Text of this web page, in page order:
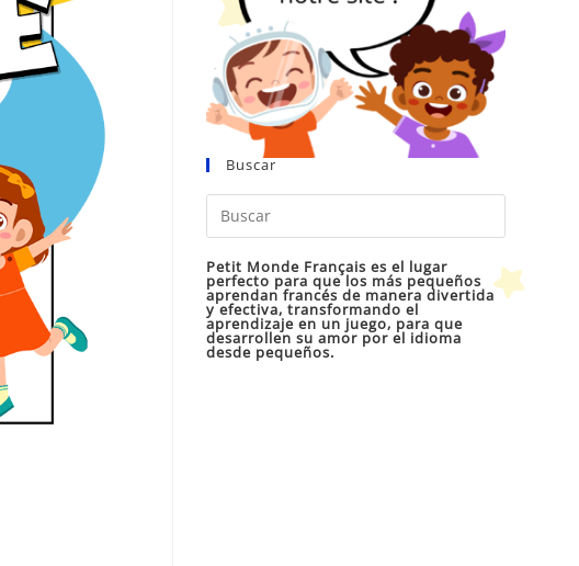
Buscar
Escape
cerrar
Petit Monde Français es el lugar
perfecto para que los más pequeños
aprendan francés de manera divertida
y efectiva, transformando el
aprendizaje en un juego, para que
desarrollen su amor por el idioma
desde pequeños.